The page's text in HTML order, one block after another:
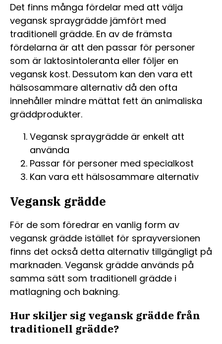
Det finns många fördelar med att välja
vegansk spraygrädde jämfört med
traditionell grädde. En av de främsta
fördelarna är att den passar för personer
som är laktosintoleranta eller följer en
vegansk kost. Dessutom kan den vara ett
hälsosammare alternativ då den ofta
innehåller mindre mättat fett än animaliska
gräddprodukter.
Vegansk spraygrädde är enkelt att
använda
Passar för personer med specialkost
Kan vara ett hälsosammare alternativ
Vegansk grädde
För de som föredrar en vanlig form av
vegansk grädde istället för sprayversionen
finns det också detta alternativ tillgängligt på
marknaden. Vegansk grädde används på
samma sätt som traditionell grädde i
matlagning och bakning.
Hur skiljer sig vegansk grädde från
traditionell grädde?